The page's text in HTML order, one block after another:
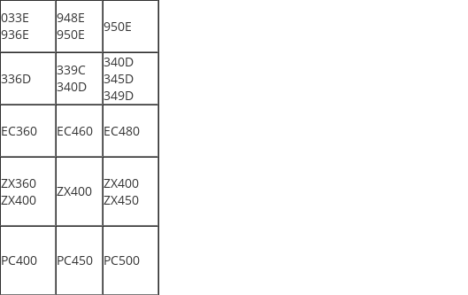
033E
936E
948E
950E
950E
336D
339C
340D
340D
345D
349D
EC360 EC460 EC480
ZX360
ZX400
ZX400
ZX400
ZX450
PC400 PC450 PC500